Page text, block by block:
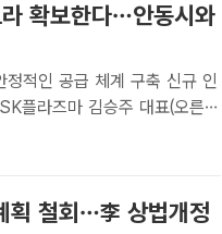
확보한다…안동시와
적인 공급 체계 구축 신규 인
시청에서 열린 혈장분획제
획 철회…李 상법개정